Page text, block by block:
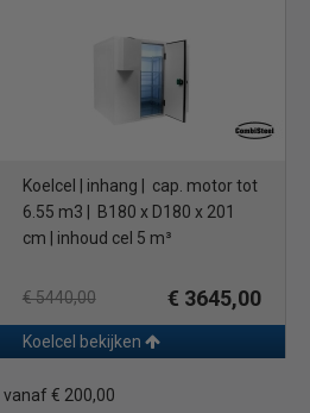
Koelcel | inhang | cap. motor tot
6.55 m3 | B180 x D180 x 201
cm | inhoud cel 5 m³
€ 5440,00 € 3645,00
Koelcel bekijken
vanaf € 200,00